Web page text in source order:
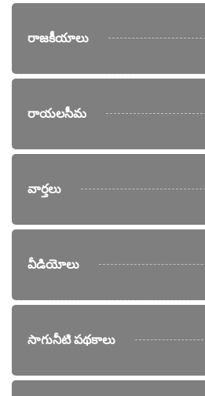
రాజకీయాలు
రాయలసీమ
వార్తలు
వీడియోలు
సాగునీటి పథకాలు